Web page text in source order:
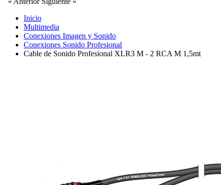
Inicio
Multimedia
Conexiones Imagen y Sonido
Conexiones Sonido Profesional
Cable de Sonido Profesional XLR3 M - 2 RCA M 1,5mt